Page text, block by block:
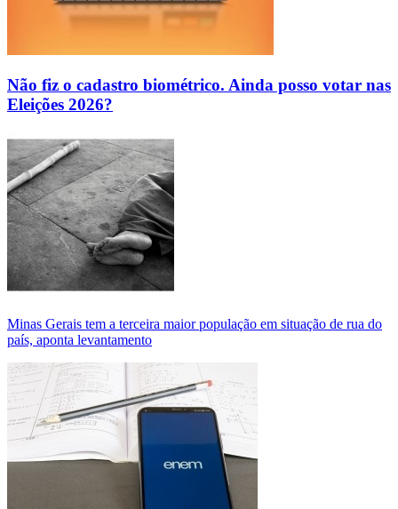
Não fiz o cadastro biométrico. Ainda posso votar nas
Eleições 2026?
Minas Gerais tem a terceira maior população em situação de rua do
país, aponta levantamento